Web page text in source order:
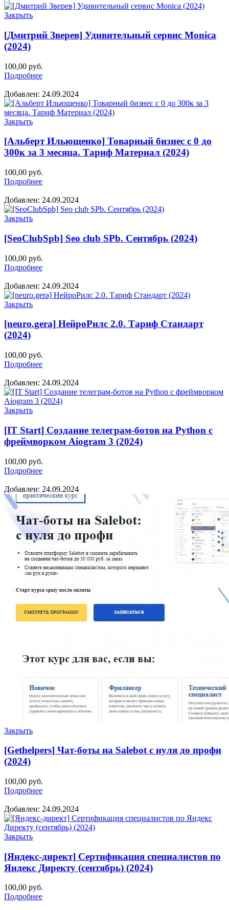
Закрыть
[Дмитрий Зверев] Удивительный сервис Monica
(2024)
100,00 руб.
Подробнее
Добавлен: 24.09.2024
Закрыть
[Альберт Ильющенко] Товарный бизнес с 0 до
300к за 3 месяца. Тариф Материал (2024)
100,00 руб.
Подробнее
Добавлен: 24.09.2024
Закрыть
[SeoClubSpb] Seo club SPb. Сентябрь (2024)
100,00 руб.
Подробнее
Добавлен: 24.09.2024
Закрыть
[neuro.gera] НейроРилс 2.0. Тариф Стандарт
(2024)
100,00 руб.
Подробнее
Добавлен: 24.09.2024
Закрыть
[IT Start] Создание телеграм-ботов на Python с
фреймворком Aiogram 3 (2024)
100,00 руб.
Подробнее
Добавлен: 24.09.2024
Закрыть
[Gethelpers] Чат-боты на Salebot с нуля до профи
(2024)
100,00 руб.
Подробнее
Добавлен: 24.09.2024
Закрыть
[Яндекс-директ] Сертификация специалистов по
Яндекс Директу (сентябрь) (2024)
100,00 руб.
Подробнее